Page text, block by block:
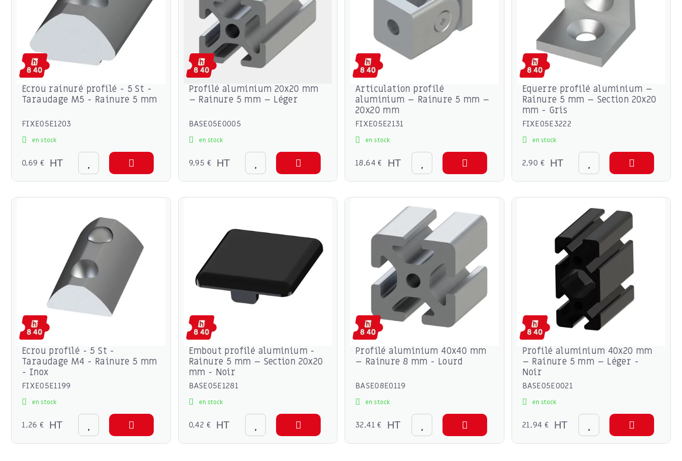
Ecrou rainuré profilé - 5 St -
Taraudage M5 - Rainure 5 mm
FIXE05E1203
en stock
0,69 € HT
Profilé aluminium 20x20 mm
– Rainure 5 mm – Léger
BASE05E0005
en stock
9,95 € HT
Articulation profilé
aluminium – Rainure 5 mm –
20x20 mm
FIXE05E2131
en stock
18,64 € HT
Equerre profilé aluminium –
Rainure 5 mm – Section 20x20
mm - Gris
FIXE05E3222
en stock
2,90 € HT
Ecrou profilé - 5 St -
Taraudage M4 - Rainure 5 mm
- Inox
FIXE05E1199
en stock
1,26 € HT
Embout profilé aluminium -
Rainure 5 mm – Section 20x20
mm - Noir
BASE05E1281
en stock
0,42 € HT
Profilé aluminium 40x40 mm
– Rainure 8 mm - Lourd
BASE08E0119
en stock
32,41 € HT
Profilé aluminium 40x20 mm
– Rainure 5 mm – Léger -
Noir
BASE05E0021
en stock
21,94 € HT